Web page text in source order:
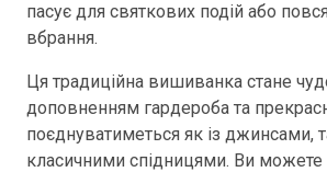
пасує для святкових подій або
вбрання.
Ця традиційна вишиванка стане
доповненням гардероба та
поєднуватиметься як із джинсами,
класичними спідницями. Ви можете